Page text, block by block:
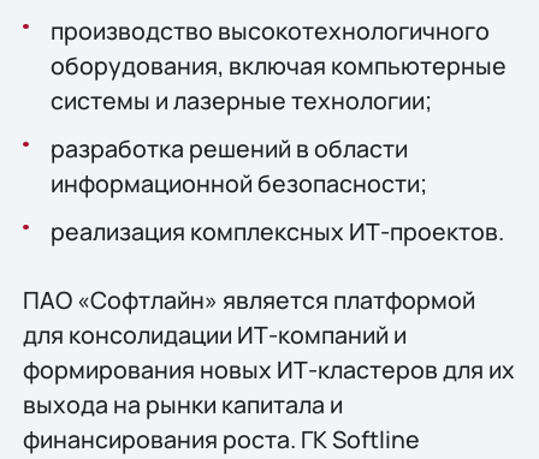
производство высокотехнологичного
оборудования, включая компьютерные
системы и лазерные технологии;
разработка решений в области
информационной безопасности;
реализация комплексных ИТ-проектов.
ПАО «Софтлайн» является платформой
для консолидации ИТ-компаний и
формирования новых ИТ-кластеров для их
выхода на рынки капитала и
финансирования роста. ГК Softline